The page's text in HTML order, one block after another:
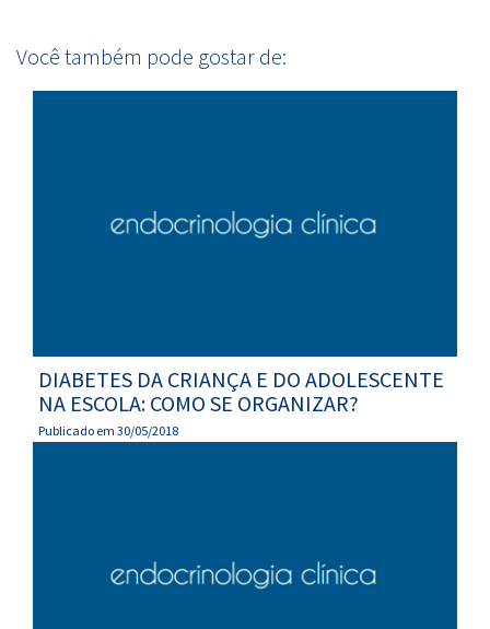
Você também pode gostar de:
DIABETES DA CRIANÇA E DO ADOLESCENTE
NA ESCOLA: COMO SE ORGANIZAR?
Publicado em 30/05/2018